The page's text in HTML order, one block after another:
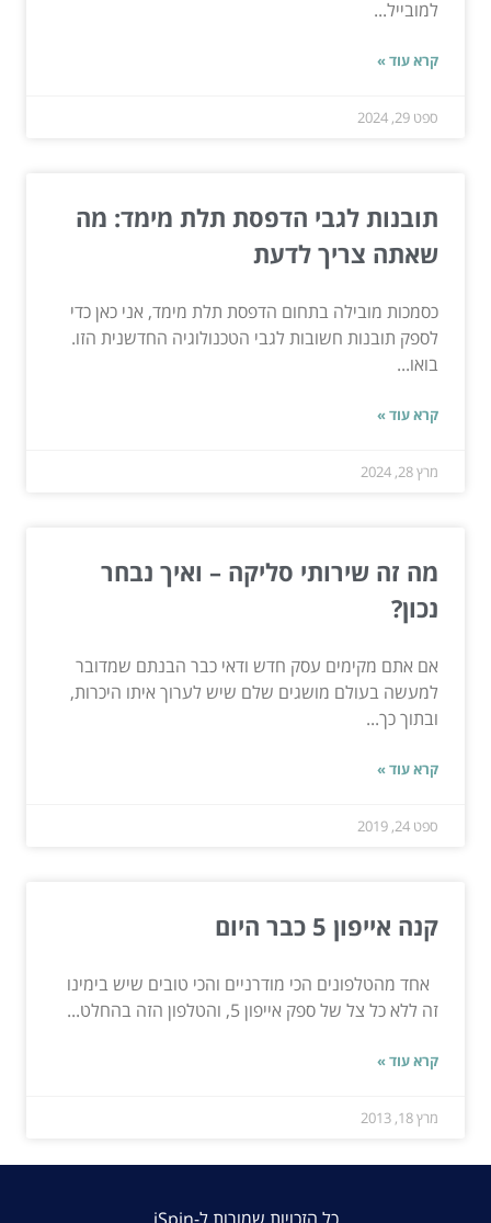
למובייל...
קרא עוד »
ספט 29, 2024
תובנות לגבי הדפסת תלת מימד: מה
שאתה צריך לדעת
כסמכות מובילה בתחום הדפסת תלת מימד, אני כאן כדי
לספק תובנות חשובות לגבי הטכנולוגיה החדשנית הזו.
בואו...
קרא עוד »
מרץ 28, 2024
מה זה שירותי סליקה – ואיך נבחר
נכון?
אם אתם מקימים עסק חדש ודאי כבר הבנתם שמדובר
למעשה בעולם מושגים שלם שיש לערוך איתו היכרות,
ובתוך כך...
קרא עוד »
ספט 24, 2019
קנה אייפון 5 כבר היום
אחד מהטלפונים הכי מודרניים והכי טובים שיש בימינו
זה ללא כל צל של ספק אייפון 5, והטלפון הזה בהחלט...
קרא עוד »
מרץ 18, 2013